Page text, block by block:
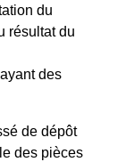
du
résultat du
des
de dépôt
des pièces